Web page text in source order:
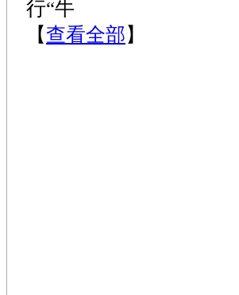
行“牛
【查看全部】